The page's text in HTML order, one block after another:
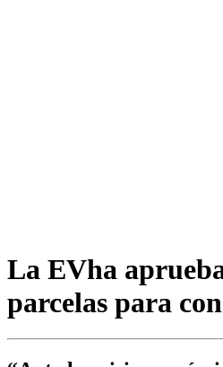
La EVha
parcelas para